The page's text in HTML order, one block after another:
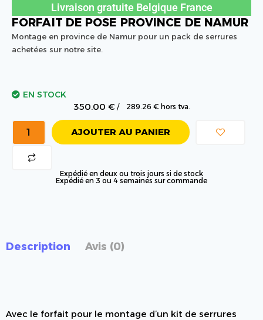
Livraison gratuite Belgique France
FORFAIT DE POSE PROVINCE DE NAMUR
Montage en province de Namur pour un pack de serrures
achetées sur notre site.
EN STOCK
350.00 €/ 289.26 € hors tva.
AJOUTER AU PANIER
Expédié en deux ou trois jours si de stock
Expédié en 3 ou 4 semaines sur commande
Description Avis (0)
Avec le forfait pour le montage d’un kit de serrures